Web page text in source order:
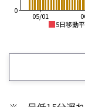
5日移動
05/01
0